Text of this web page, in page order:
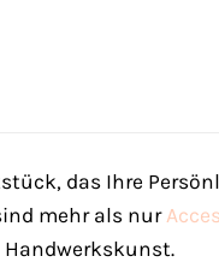
das Ihre
mehr als nur